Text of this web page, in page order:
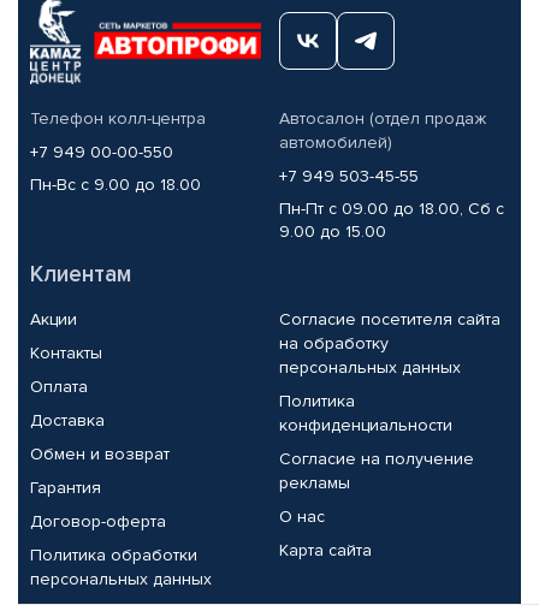
Телефон колл-центра
+7 949 00-00-550
Пн-Вс с 9.00 до 18.00
Автосалон (отдел продаж
автомобилей)
+7 949 503-45-55
Пн-Пт с 09.00 до 18.00, Сб с
9.00 до 15.00
Клиентам
Акции
Контакты
Оплата
Доставка
Обмен и возврат
Гарантия
Договор-оферта
Политика обработки
персональных данных
Согласие посетителя сайта
на обработку
персональных данных
Политика
конфиденциальности
Согласие на получение
рекламы
О нас
Карта сайта